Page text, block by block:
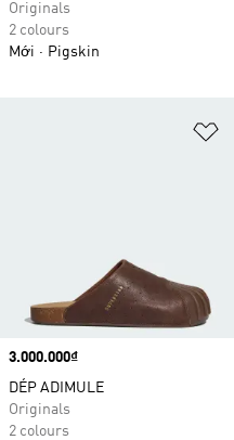
Originals
2 colours
Mới
Pigskin
Price
3.000.000₫
DÉP ADIMULE
Originals
2 colours